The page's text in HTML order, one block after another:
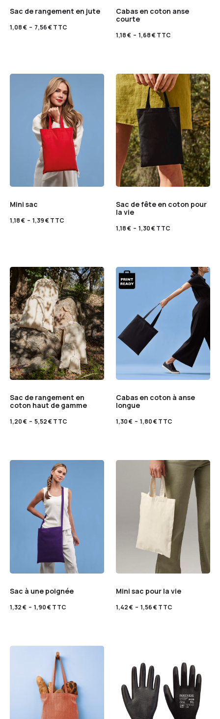
Sac de rangement en jute
1,08€ – 7,56€TTC
Cabas en coton anse
courte
1,18€ – 1,68€TTC
Mini sac
1,18€ – 1,39€TTC
Sac de fête en coton pour
la vie
1,18€ – 1,30€TTC
Sac de rangement en
coton haut de gamme
1,20€ – 5,52€TTC
Cabas en coton à anse
longue
1,30€ – 1,80€TTC
Sac à une poignée
1,32€ – 1,90€TTC
Mini sac pour la vie
1,42€ – 1,56€TTC